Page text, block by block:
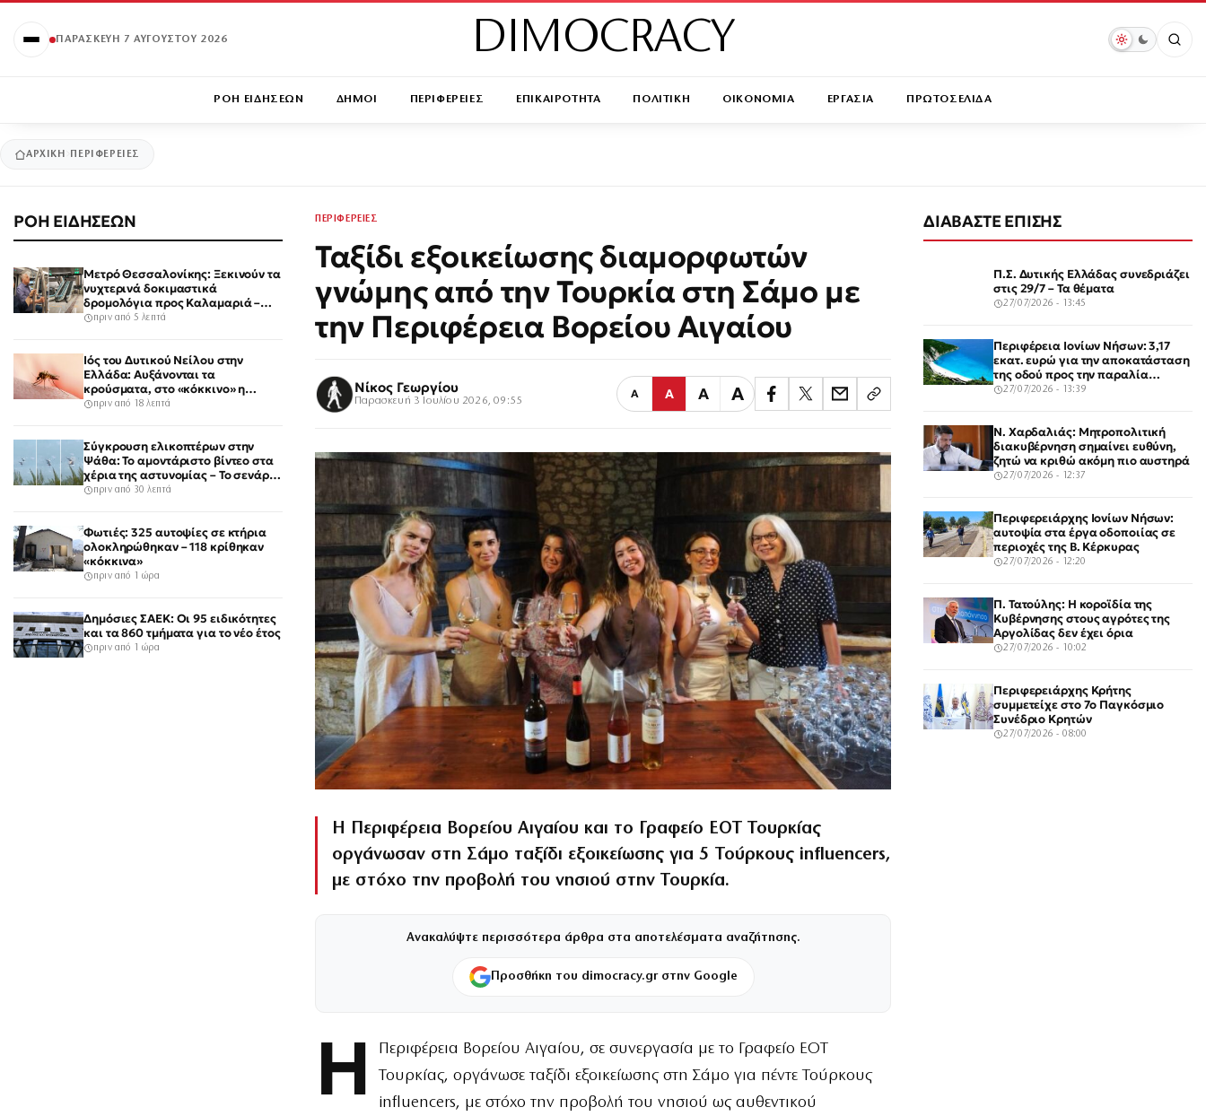
ΠΑΡΑΣΚΕΥΉ 7 ΑΥΓΟΎΣΤΟΥ 2026 DIMOCRACY
ΡΟΗ ΕΙΔΗΣΕΩΝ ΔΗΜΟΙ ΠΕΡΙΦΕΡΕΙΕΣ ΕΠΙΚΑΙΡΟΤΗΤΑ ΠΟΛΙΤΙΚΗ ΟΙΚΟΝΟΜΙΑ ΕΡΓΑΣΙΑ ΠΡΩΤΟΣΕΛΙΔΑ
ΑΡΧΙΚΉ ΠΕΡΙΦΕΡΕΙΕΣ
ΡΟΗ ΕΙΔΗΣΕΩΝ
Μετρό Θεσσαλονίκης: Ξεκινούν τα
νυχτερινά δοκιμαστικά
δρομολόγια προς Καλαμαριά –
Στους νέους σταθμούς ο Νίκος
πριν από 5 λεπτά
Ιός του Δυτικού Νείλου στην
Ελλάδα: Αυξάνονται τα
κρούσματα, στο «κόκκινο» η
Αττική με τις περισσότερες
πριν από 18 λεπτά
Σύγκρουση ελικοπτέρων στην
Ψάθα: Το αμοντάριστο βίντεο στα
χέρια της αστυνομίας – Το σενάριο
για το τρίτο ελικόπτερο
πριν από 30 λεπτά
Φωτιές: 325 αυτοψίες σε κτήρια
ολοκληρώθηκαν – 118 κρίθηκαν
«κόκκινα»
πριν από 1 ώρα
Δημόσιες ΣΑΕΚ: Οι 95 ειδικότητες
και τα 860 τμήματα για το νέο έτος
πριν από 1 ώρα
ΠΕΡΙΦΕΡΕΙΕΣ
Ταξίδι εξοικείωσης διαμορφωτών
γνώμης από την Τουρκία στη Σάμο με
την Περιφέρεια Βορείου Αιγαίου
Νίκος Γεωργίου
Παρασκευή 3 Ιουλίου 2026, 09:55
Α Α Α Α
Η Περιφέρεια Βορείου Αιγαίου και το Γραφείο ΕΟΤ Τουρκίας
οργάνωσαν στη Σάμο ταξίδι εξοικείωσης για 5 Τούρκους influencers,
με στόχο την προβολή του νησιού στην Τουρκία.
Ανακαλύψτε περισσότερα άρθρα στα αποτελέσματα αναζήτησης.
Προσθήκη του dimocracy.gr στην Google
Η
Περιφέρεια Βορείου Αιγαίου, σε συνεργασία με το Γραφείο ΕΟΤ
Τουρκίας, οργάνωσε ταξίδι εξοικείωσης στη Σάμο για πέντε Τούρκους
influencers, με στόχο την προβολή του νησιού ως αυθεντικού
ΔΙΑΒΑΣΤΕ ΕΠΙΣΗΣ
Π.Σ. Δυτικής Ελλάδας συνεδριάζει
στις 29/7 – Τα θέματα
27/07/2026 - 13:45
Περιφέρεια Ιονίων Νήσων: 3,17
εκατ. ευρώ για την αποκατάσταση
της οδού προς την παραλία
Μύρτος στην Κεφαλονιά
27/07/2026 - 13:39
Ν. Χαρδαλιάς: Μητροπολιτική
διακυβέρνηση σημαίνει ευθύνη,
ζητώ να κριθώ ακόμη πιο αυστηρά
27/07/2026 - 12:37
Περιφερειάρχης Ιονίων Νήσων:
αυτοψία στα έργα οδοποιίας σε
περιοχές της Β. Κέρκυρας
27/07/2026 - 12:20
Π. Τατούλης: Η κοροϊδία της
Κυβέρνησης στους αγρότες της
Αργολίδας δεν έχει όρια
27/07/2026 - 10:02
Περιφερειάρχης Κρήτης
συμμετείχε στο 7ο Παγκόσμιο
Συνέδριο Κρητών
27/07/2026 - 08:00